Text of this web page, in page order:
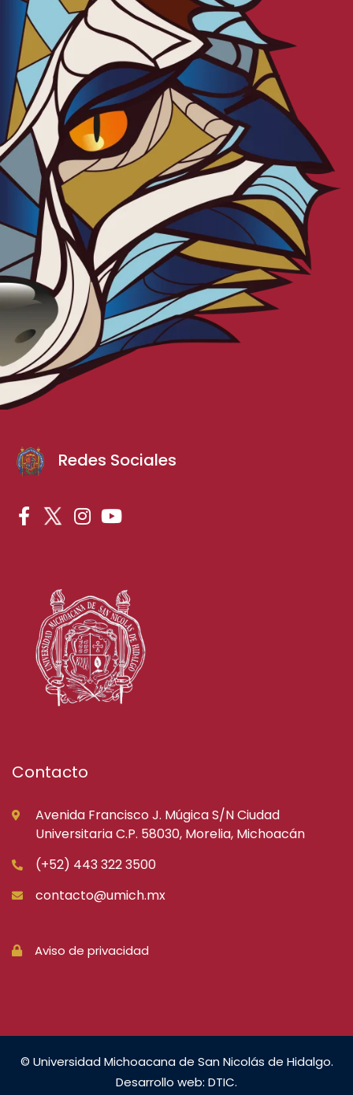
Redes Sociales
Contacto
Avenida Francisco J. Múgica S/N Ciudad
Universitaria C.P. 58030, Morelia, Michoacán
(+52) 443 322 3500
contacto@umich.mx
Aviso de privacidad
© Universidad Michoacana de San Nicolás de Hidalgo.
Desarrollo web: DTIC.